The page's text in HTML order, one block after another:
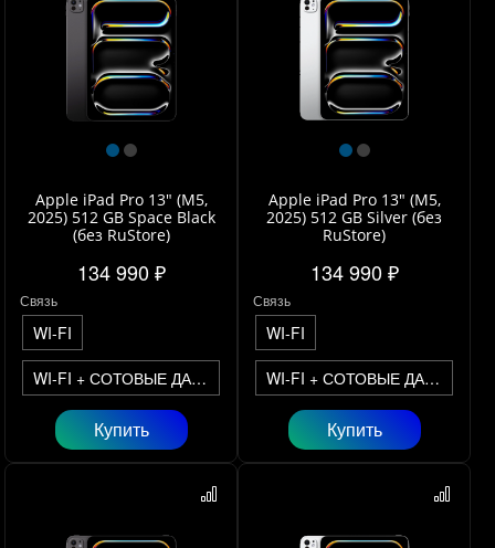
Apple iPad Pro 13" (M5,
2025) 512 GB Space Black
(без RuStore)
134 990 ₽
Связь
WI-FI
WI-FI + СОТОВЫЕ ДАННЫЕ
Купить
Apple iPad Pro 13" (M5,
2025) 512 GB Silver (без
RuStore)
134 990 ₽
Связь
WI-FI
WI-FI + СОТОВЫЕ ДАННЫЕ
Купить